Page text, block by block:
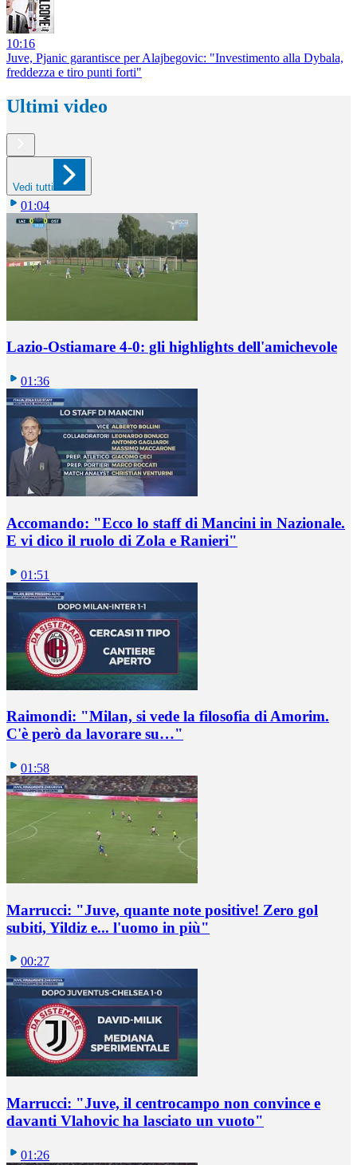
10:16
Juve, Pjanic garantisce per Alajbegovic: "Investimento alla Dybala,
freddezza e tiro punti forti"
Ultimi video
Vedi tutti
01:04
Lazio-Ostiamare 4-0: gli highlights dell'amichevole
01:36
Accomando: "Ecco lo staff di Mancini in Nazionale.
E vi dico il ruolo di Zola e Ranieri"
01:51
Raimondi: "Milan, si vede la filosofia di Amorim.
C'è però da lavorare su…"
01:58
Marrucci: "Juve, quante note positive! Zero gol
subiti, Yildiz e... l'uomo in più"
00:27
Marrucci: "Juve, il centrocampo non convince e
davanti Vlahovic ha lasciato un vuoto"
01:26